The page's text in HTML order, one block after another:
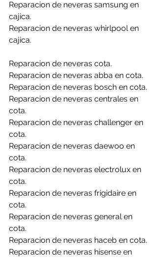
Reparacion de neveras samsung en
cajica.
Reparacion de neveras whirlpool en
cajica.
Reparacion de neveras cota.
Reparacion de neveras abba en cota.
Reparacion de neveras bosch en cota.
Reparacion de neveras centrales en
cota.
Reparacion de neveras challenger en
cota.
Reparacion de neveras daewoo en
cota.
Reparacion de neveras electrolux en
cota.
Reparacion de neveras frigidaire en
cota.
Reparacion de neveras general en
cota.
Reparacion de neveras haceb en cota.
Reparacion de neveras hisense en